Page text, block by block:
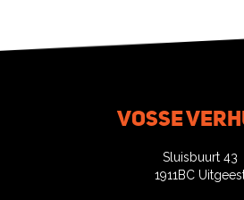
Vosse
Sluisbuurt 43
1911BC